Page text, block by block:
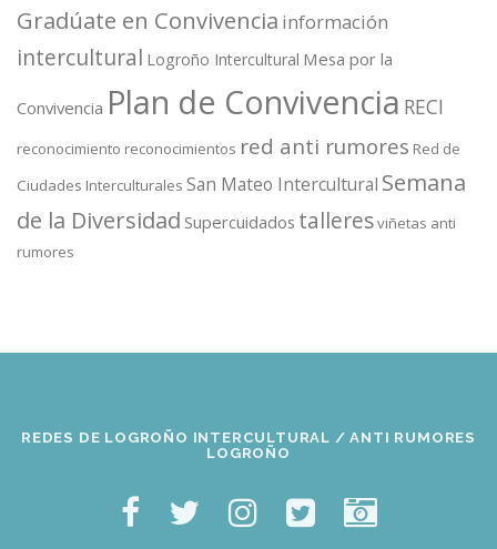
Gradúate en Convivencia información
intercultural Logroño Intercultural Mesa por la
Convivencia Plan de Convivencia RECI
reconocimiento reconocimientos red anti rumores Red de
Ciudades Interculturales San Mateo Intercultural Semana
de la Diversidad Supercuidados talleresviñetas anti
rumores
REDES DE LOGROÑO INTERCULTURAL / ANTI RUMORES
LOGROÑO